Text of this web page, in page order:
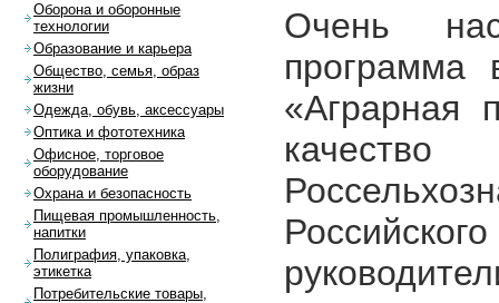
Очень
программа
«Аграрная
Оборона и оборонные
технологии
Образование и карьера
Общество, семья, образ
жизни
Одежда, обувь, аксессуары
Оптика и фототехника
Офисное, торговое
оборудование
Охрана и безопасность
Пищевая промышленность,
напитки
Полиграфия, упаковка,
этикетка
Потребительские товары,